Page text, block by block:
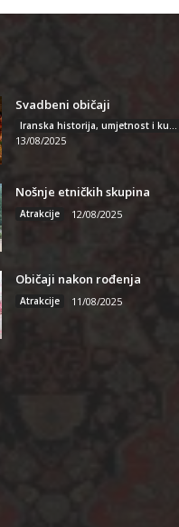
Svadbeni običaji
Iranska historija, umjetnost i kultura
13/08/2025
Nošnje etničkih skupina
Atrakcije 12/08/2025
Običaji nakon rođenja
Atrakcije 11/08/2025